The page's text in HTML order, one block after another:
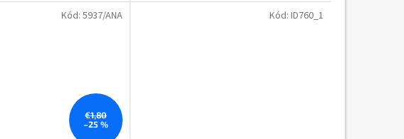
€1,80
–25 %
Kód: 5937/ANA Kód: ID760_1